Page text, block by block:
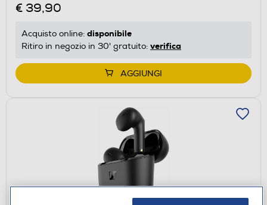
€ 39,90
Acquisto online: disponibile
Ritiro in negozio in 30' gratuito: verifica
AGGIUNGI